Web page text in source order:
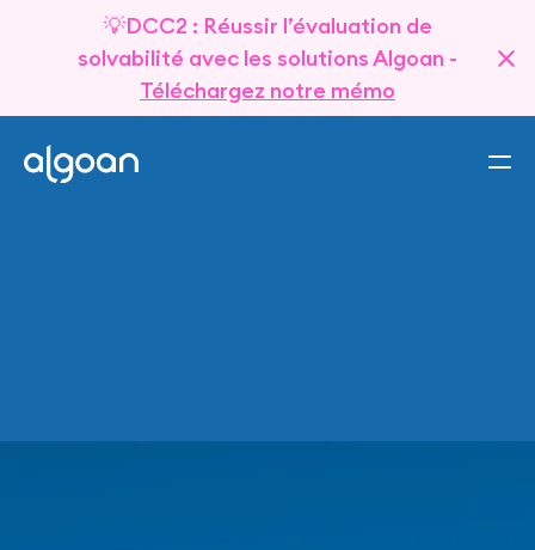
💡DCC2 : Réussir l’évaluation de
solvabilité avec les solutions Algoan -
Téléchargez notre mémo